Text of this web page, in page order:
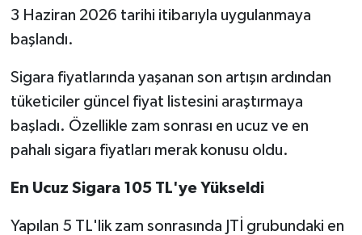
3 Haziran 2026 tarihi itibarıyla uygulanmaya
başlandı.
Sigara fiyatlarında yaşanan son artışın ardından
tüketiciler güncel fiyat listesini araştırmaya
başladı. Özellikle zam sonrası en ucuz ve en
pahalı sigara fiyatları merak konusu oldu.
En Ucuz Sigara 105 TL'ye Yükseldi
Yapılan 5 TL'lik zam sonrasında JTİ grubundaki en